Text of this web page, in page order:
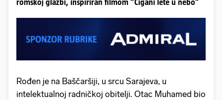
romskoj glazbi, inspiriran filmom “Cigani lete u nebo”
Rođen je na Baščaršiji, u srcu Sarajeva, u
intelektualnoj radničkoj obitelji. Otac Muhamed bio